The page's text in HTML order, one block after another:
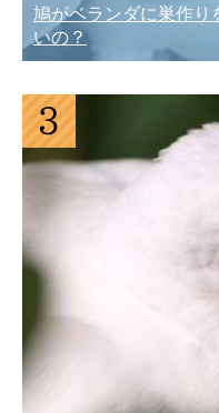
鳩がベランダに巣作り
いの？